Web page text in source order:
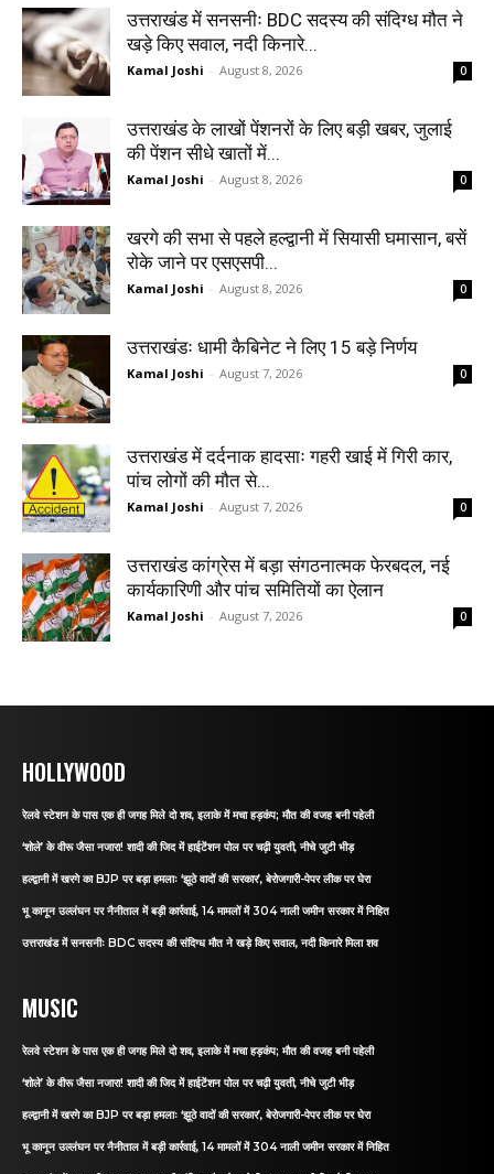
उत्तराखंड में सनसनीः BDC सदस्य की संदिग्ध मौत ने
खड़े किए सवाल, नदी किनारे...
Kamal Joshi - August 8, 2026 0
उत्तराखंड के लाखों पेंशनरों के लिए बड़ी खबर, जुलाई
की पेंशन सीधे खातों में...
Kamal Joshi - August 8, 2026 0
खरगे की सभा से पहले हल्द्वानी में सियासी घमासान, बसें
रोके जाने पर एसएसपी...
Kamal Joshi - August 8, 2026 0
उत्तराखंडः धामी कैबिनेट ने लिए 15 बड़े निर्णय
Kamal Joshi - August 7, 2026 0
उत्तराखंड में दर्दनाक हादसाः गहरी खाई में गिरी कार,
पांच लोगों की मौत से...
Kamal Joshi - August 7, 2026 0
उत्तराखंड कांग्रेस में बड़ा संगठनात्मक फेरबदल, नई
कार्यकारिणी और पांच समितियों का ऐलान
Kamal Joshi - August 7, 2026 0
HOLLYWOOD
रेलवे स्टेशन के पास एक ही जगह मिले दो शव, इलाके में मचा हड़कंप; मौत की वजह बनी पहेली
‘शोले’ के वीरू जैसा नजारा! शादी की जिद में हाईटेंशन पोल पर चढ़ी युवती, नीचे जुटी भीड़
हल्द्वानी में खरगे का BJP पर बड़ा हमलाः ‘झूठे वादों की सरकार’, बेरोजगारी-पेपर लीक पर घेरा
भू कानून उल्लंघन पर नैनीताल में बड़ी कार्रवाई, 14 मामलों में 304 नाली जमीन सरकार में निहित
उत्तराखंड में सनसनीः BDC सदस्य की संदिग्ध मौत ने खड़े किए सवाल, नदी किनारे मिला शव
MUSIC
रेलवे स्टेशन के पास एक ही जगह मिले दो शव, इलाके में मचा हड़कंप; मौत की वजह बनी पहेली
‘शोले’ के वीरू जैसा नजारा! शादी की जिद में हाईटेंशन पोल पर चढ़ी युवती, नीचे जुटी भीड़
हल्द्वानी में खरगे का BJP पर बड़ा हमलाः ‘झूठे वादों की सरकार’, बेरोजगारी-पेपर लीक पर घेरा
भू कानून उल्लंघन पर नैनीताल में बड़ी कार्रवाई, 14 मामलों में 304 नाली जमीन सरकार में निहित